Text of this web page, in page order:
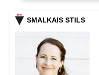
SMALKAIS STILS